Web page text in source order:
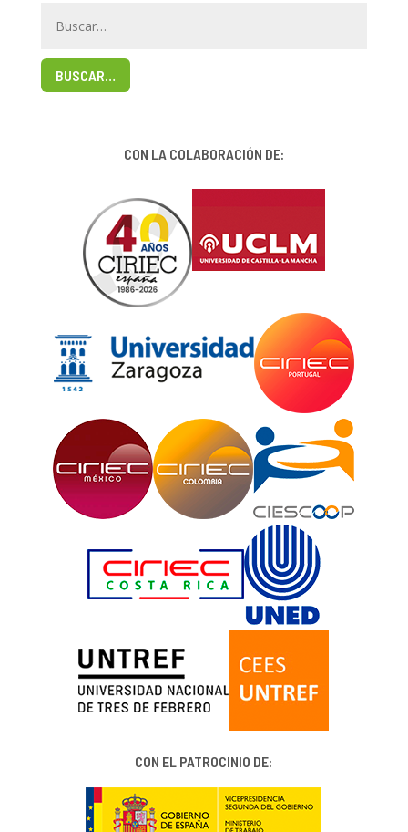
BUSCAR…
CON LA COLABORACIÓN DE:
CON EL PATROCINIO DE: